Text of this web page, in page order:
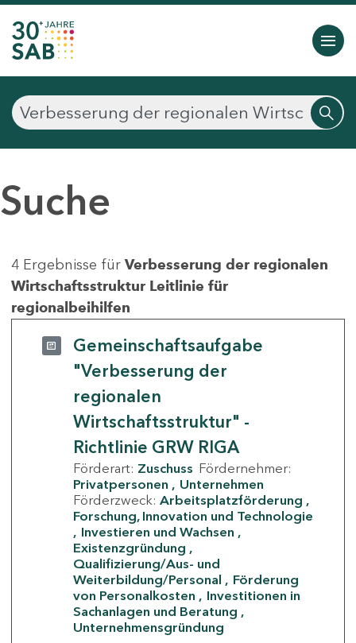
Suche
4 Ergebnisse für Verbesserung der regionalen
Wirtschaftsstruktur Leitlinie für
regionalbeihilfen
Gemeinschaftsaufgabe
"Verbesserung der
regionalen
Wirtschaftsstruktur" -
Richtlinie GRW RIGA
Förderart: Zuschuss Fördernehmer:
Privatpersonen
Unternehmen
Förderzweck: Arbeitsplatzförderung
Forschung, Innovation und Technologie
Investieren und Wachsen
Existenzgründung
Qualifizierung/Aus- und
Weiterbildung/Personal
Förderung
von Personalkosten
Investitionen in
Sachanlagen und Beratung
Unternehmensgründung